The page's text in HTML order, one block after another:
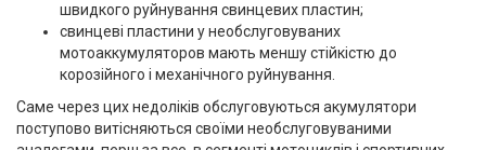
швидкого руйнування свинцевих пластин;
свинцеві пластини у необслуговуваних
мотоаккумуляторов мають меншу стійкістю до
корозійного і механічного руйнування.
Саме через цих недоліків обслуговуються акумулятори
поступово витісняються своїми необслуговуваними